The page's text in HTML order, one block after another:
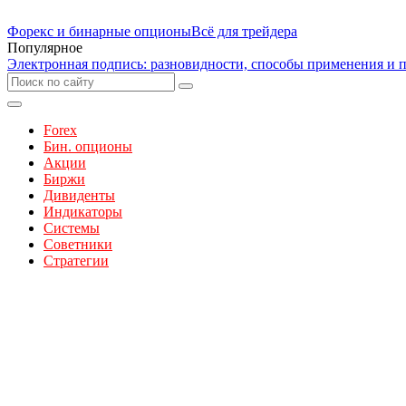
Форекс и бинарные опционыВсё для трейдера
Популярное
Электронная подпись: разновидности, способы применения и
Forex
Бин. опционы
Акции
Биржи
Дивиденты
Индикаторы
Системы
Советники
Стратегии